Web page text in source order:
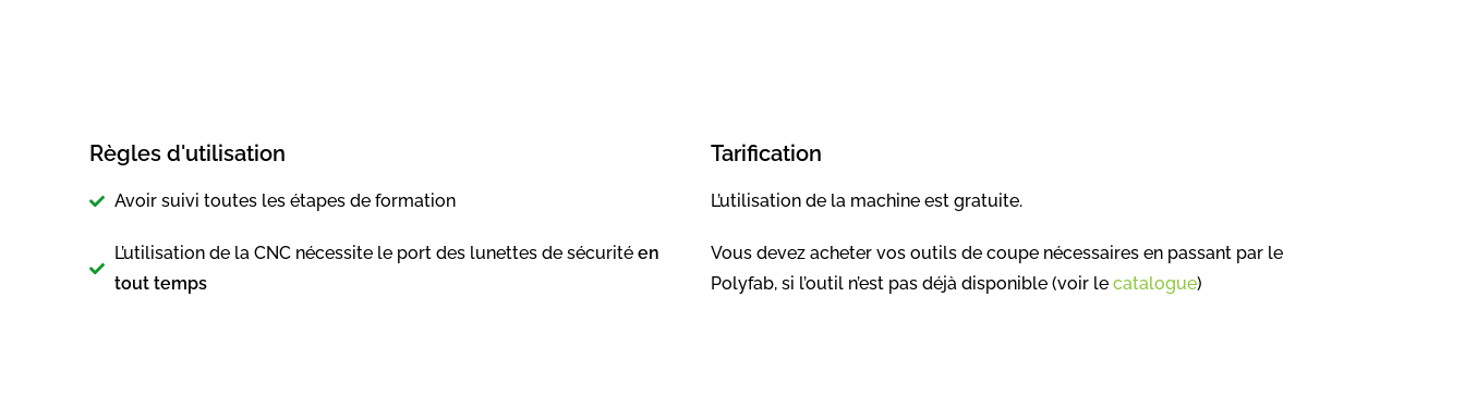
Règles d'utilisation
Avoir suivi toutes les étapes de formation
L’utilisation de la CNC nécessite le port des lunettes de sécurité en
tout temps
Tarification
L’utilisation de la machine est gratuite.
Vous devez acheter vos outils de coupe nécessaires en passant par le
Polyfab, si l’outil n’est pas déjà disponible (voir le catalogue)